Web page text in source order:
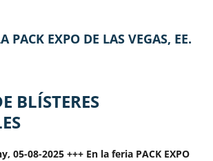
PACK EXPO DE LAS VEGAS, EE.
BLÍSTERES
05-08-2025 +++ En la feria PACK EXPO